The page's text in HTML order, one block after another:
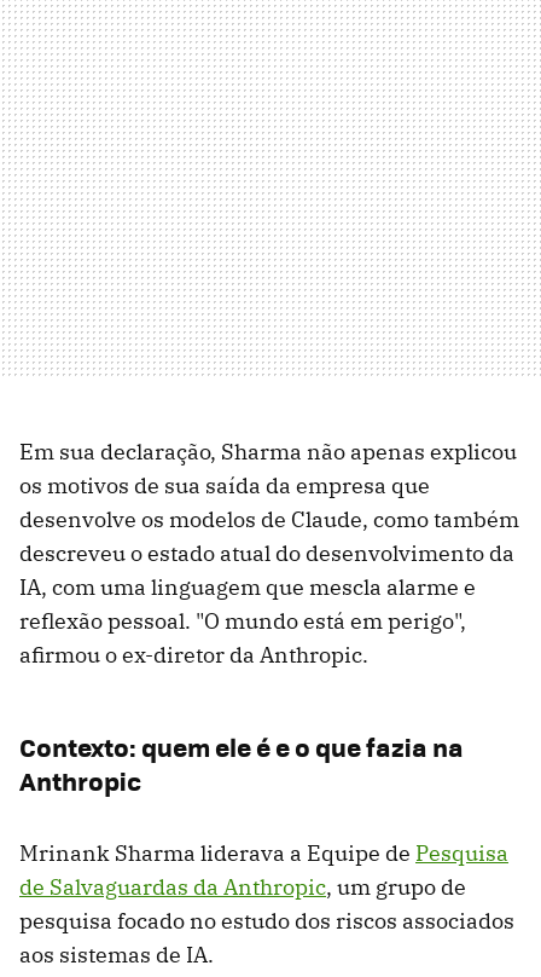
Em sua declaração, Sharma não apenas explicou
os motivos de sua saída da empresa que
desenvolve os modelos de Claude, como também
descreveu o estado atual do desenvolvimento da
IA, com uma linguagem que mescla alarme e
reflexão pessoal. "O mundo está em perigo",
afirmou o ex-diretor da Anthropic.
Contexto: quem ele é e o que fazia na
Anthropic
Mrinank Sharma liderava a Equipe de Pesquisa
de Salvaguardas da Anthropic, um grupo de
pesquisa focado no estudo dos riscos associados
aos sistemas de IA.